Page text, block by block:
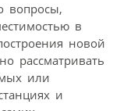
вопросы,
в
новой
рассматривать
или
и